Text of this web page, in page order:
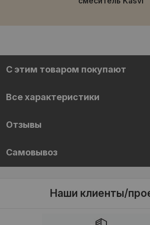
С этим товаром покупают
Все характеристики
Отзывы
Самовывоз
Наши клиенты/